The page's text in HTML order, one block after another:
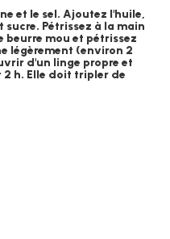
et le sel. Ajoutez l'huile,
Pétrissez à la main
beurre mou et pétrissez
légèrement (environ 2
d'un linge propre et
h. Elle doit tripler de